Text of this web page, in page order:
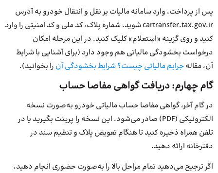
پس از پرداخت، وارد سامانه مالیات بر نقل و انتقال خودرو به آدرس
cartransfer.tax.gov.ir شوید. شماره پلاک، کد ملی و کد امنیتی را وارد
کنید و روی گزینه «استعلام» کلیک کنید. در این مرحله امکان
درخواست بخشودگی مالیاتی هم وجود دارد (برای آشنایی با شرایط
آن، مقالهجرایم مالیاتی چیست؟ شرایط بخشودگی آن را بخوانید).
گام چهارم: دریافت گواهی مفاصا حساب
در گام آخر، گواهی مفاصا حساب مالیاتی خودرو به‌صورت نسخه
الکترونیکی (PDF) صادر می‌شود. این نسخه را پرینت بگیرید یا در
تلفن همراه ذخیره کنید تا هنگام تعویض پلاک و تنظیم سند در
دفترخانه ارائه دهید.
اگر ترجیح می‌دهید تمام مراحل بالا را به‌صورت حضوری انجام دهید،